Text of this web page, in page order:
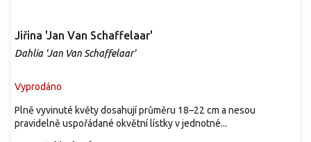
Jiřina 'Jan Van Schaffelaar'
Dahlia 'Jan Van Schaffelaar'
Vyprodáno
Plně vyvinuté květy dosahují průměru 18–22 cm a nesou
pravidelně uspořádané okvětní lístky v jednotné...